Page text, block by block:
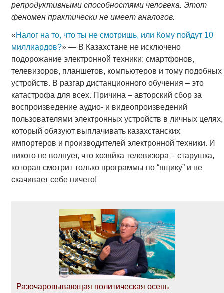
репродуктивными способностями человека. Этот
феномен практически не имеет аналогов.
«Налог на то, что ты не смотришь, или Кому пойдут 10
миллиардов?» — В Казахстане не исключено
подорожание электронной техники: смартфонов,
телевизоров, планшетов, компьютеров и тому подобных
устройств. В разгар дистанционного обучения – это
катастрофа для всех. Причина – авторский сбор за
воспроизведение аудио- и видеопроизведений
пользователями электронных устройств в личных целях,
который обязуют выплачивать казахстанских
импортеров и производителей электронной техники. И
никого не волнует, что хозяйка телевизора – старушка,
которая смотрит только программы по “ящику” и не
скачивает себе ничего!
Разочаровывающая политическая осень